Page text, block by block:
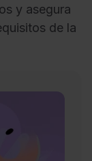
y asegura
de la